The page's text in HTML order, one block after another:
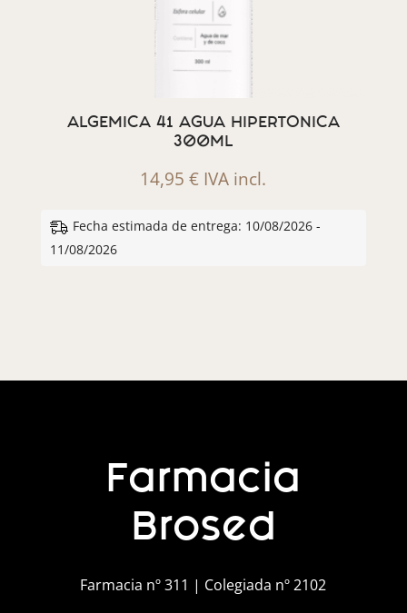
ALGEMICA 41 AGUA HIPERTONICA
300ML
14,95€ IVA incl.
Fecha estimada de entrega: 10/08/2026 -
11/08/2026
Farmacia
Brosed
Farmacia nº 311 | Colegiada nº 2102